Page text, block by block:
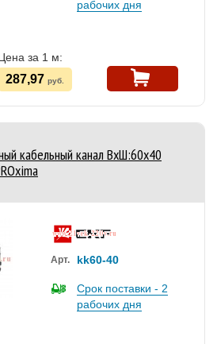
рабочих дня
за 1 м:
287,97 руб.
кабельный канал ВхШ:60х40
Арт. kk60-40
Срок поставки - 2
рабочих дня